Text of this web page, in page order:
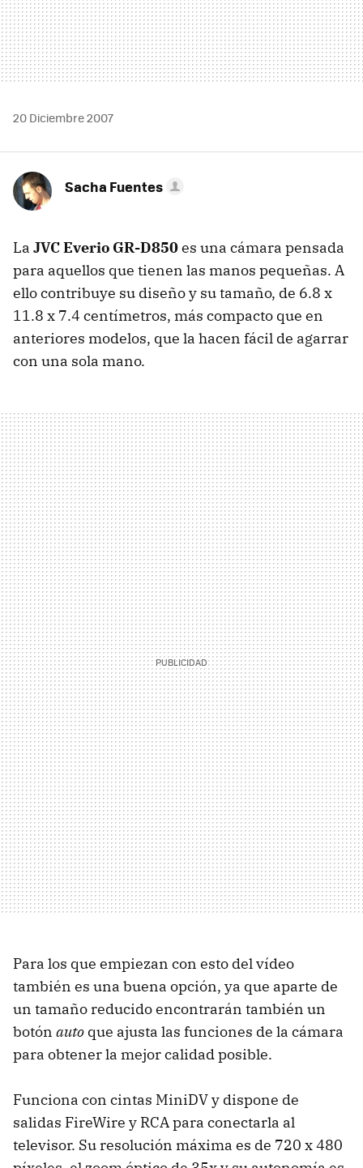
20 Diciembre 2007
Sacha Fuentes
La JVC Everio GR-D850es una cámara pensada
para aquellos que tienen las manos pequeñas. A
ello contribuye su diseño y su tamaño, de 6.8 x
11.8 x 7.4 centímetros, más compacto que en
anteriores modelos, que la hacen fácil de agarrar
con una sola mano.
Para los que empiezan con esto del vídeo
también es una buena opción, ya que aparte de
un tamaño reducido encontrarán también un
botón auto que ajusta las funciones de la cámara
para obtener la mejor calidad posible.
Funciona con cintas MiniDV y dispone de
salidas FireWire y RCA para conectarla al
televisor. Su resolución máxima es de 720 x 480